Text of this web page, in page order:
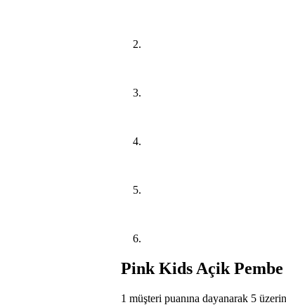
Pink Kids Açik
1 müşteri puanına dayanarak 5